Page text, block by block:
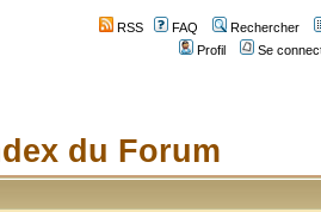
RSS FAQ
Rechercher
Profil
Se
du Forum